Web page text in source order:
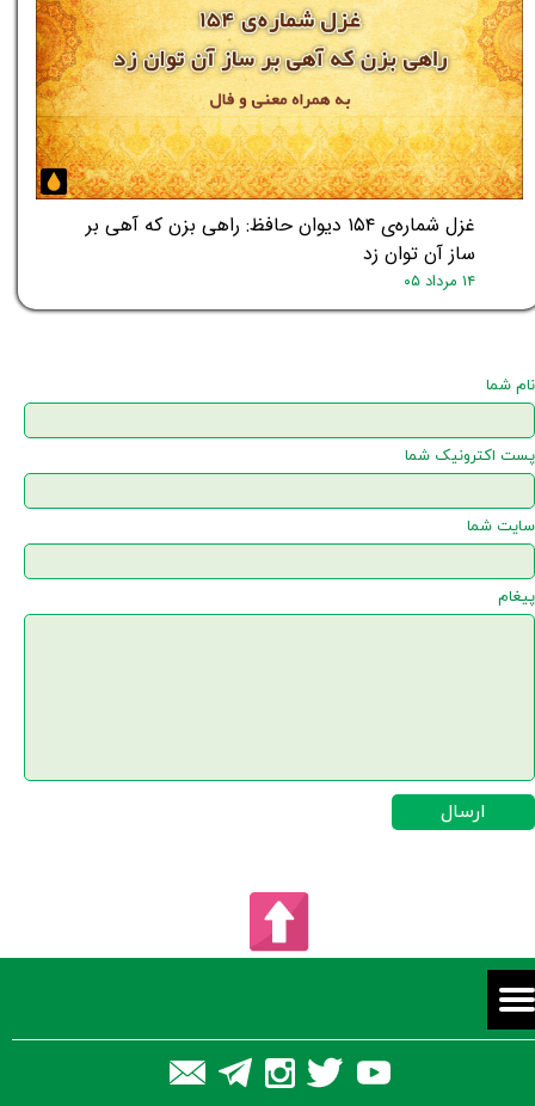
غزل شماره‌ی ۱۵۴ دیوان حافظ: راهی بزن که آهی بر
ساز آن توان زد
۱۴ مرداد ۰۵
نام شما
پست اکترونیک شما
سایت شما
پیغام
ارسال